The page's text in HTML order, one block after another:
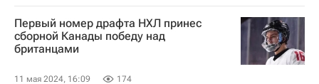
ПБК Локомотив-Кубань
Первый номер драфта НХЛ принес
сборной Канады победу над
британцами
11 мая 2024, 16:09 174